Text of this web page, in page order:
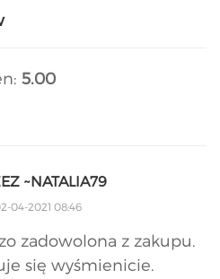
5.00
~NATALIA79
04-2021 08:46
zadowolona z zakupu.
się wyśmienicie.